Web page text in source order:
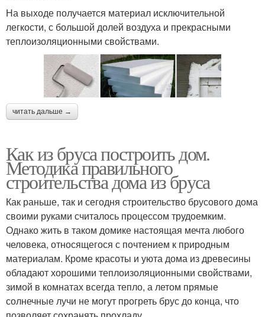
На выходе получается материал исключительной
легкости, с большой долей воздуха и прекрасными
теплоизоляционными свойствами.
читать дальше →
Как из бруса построить дом.
Методика правильного
строительства дома из бруса
Как раньше, так и сегодня строительство брусового дома
своими руками считалось процессом трудоемким.
Однако жить в таком домике настоящая мечта любого
человека, относящегося с почтением к природным
материалам. Кроме красоты и уюта дома из древесины
обладают хорошими теплоизоляционными свойствами,
зимой в комнатах всегда тепло, а летом прямые
солнечные лучи не могут прогреть брус до конца, что